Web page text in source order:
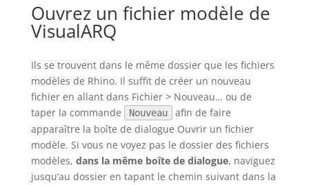
Ouvrez un fichier modèle de
VisualARQ
Ils se trouvent dans le même dossier que les fichiers
modèles de Rhino. Il suffit de créer un nouveau
fichier en allant dans Fichier > Nouveau… ou de
taper la commande
Nouveau
afin de faire
apparaître la boîte de dialogue Ouvrir un fichier
modèle. Si vous ne voyez pas le dossier des fichiers
modèles, dans la même boîte de dialogue, naviguez
jusqu’au dossier en tapant le chemin suivant dans la